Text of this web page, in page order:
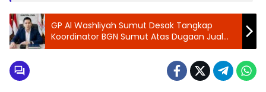
GP Al Washliyah Sumut Desak Tangkap
Koordinator BGN Sumut Atas Dugaan Jual
Beli Titik SPPG